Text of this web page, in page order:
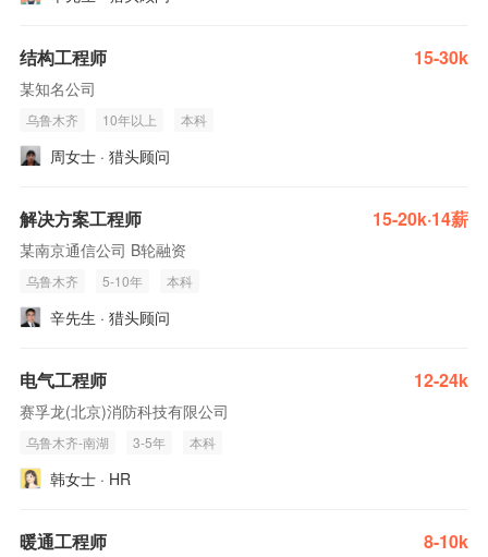
结构工程师 15-30k
某知名公司
乌鲁木齐 10年以上 本科
周女士 · 猎头顾问
解决方案工程师 15-20k·14薪
某南京通信公司 B轮融资
乌鲁木齐 5-10年 本科
辛先生 · 猎头顾问
电气工程师 12-24k
赛孚龙(北京)消防科技有限公司
乌鲁木齐-南湖 3-5年 本科
韩女士 · HR
暖通工程师 8-10k